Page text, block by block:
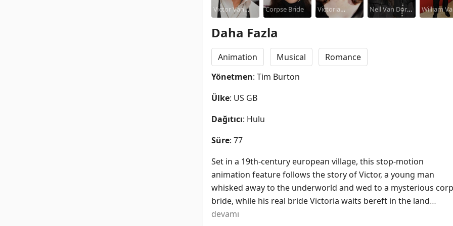
Victor Van
Bonham
Corpse Bride
Victoria
Nell Van Dort /
William
Daha Fazla
Animation Musical
Romance
Yönetmen: Tim Burton
Ülke: US GB
Dağıtıcı: Hulu
Süre: 77
Set in a 19th-century european village, this stop-motion
animation feature follows the story of Victor, a young man
whisked away to the underworld and wed to a mysterious
bride, while his real bride Victoria waits bereft in the land…
devamı